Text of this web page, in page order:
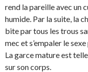
rend la pareille avec un
humide. Par la suite, la
bite par tous les trous
mec et s’empaler le
La garce mature est
sur son corps.